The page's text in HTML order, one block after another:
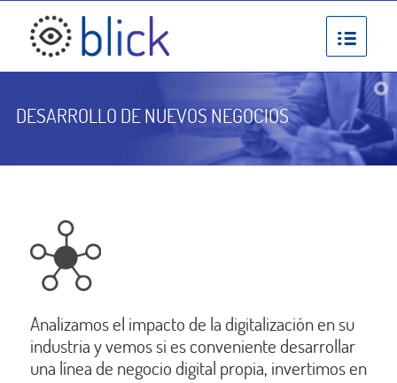
DESARROLLO DE NUEVOS NEGOCIOS
Analizamos el impacto de la digitalización en su
industria y vemos si es conveniente desarrollar
una línea de negocio digital propia, invertimos en